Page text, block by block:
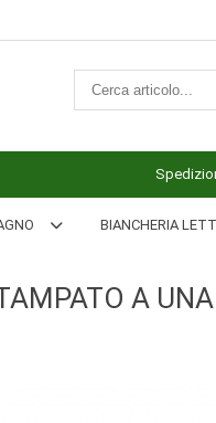
BIANCHERIA
A